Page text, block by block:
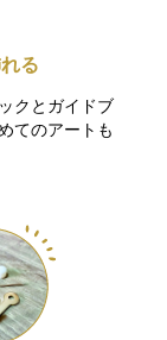
る
クとガイドブ
てのアートも